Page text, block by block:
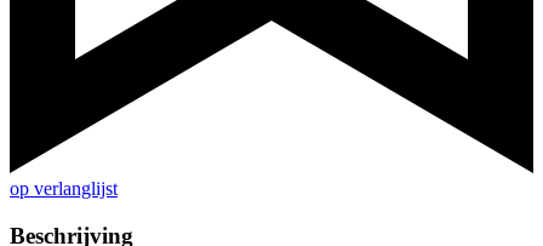
op verlanglijst
Beschrijving